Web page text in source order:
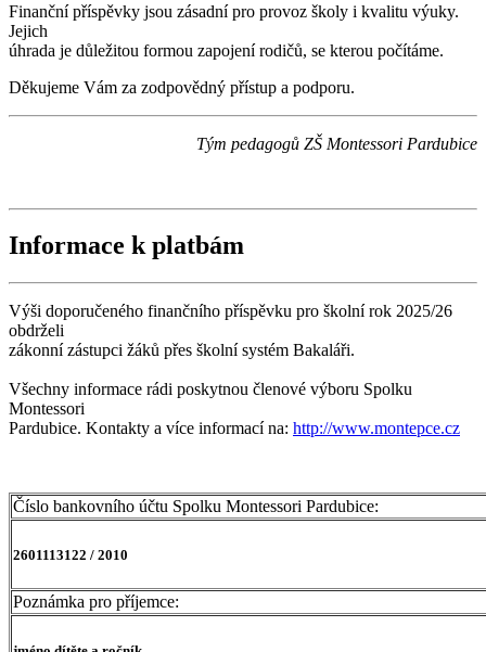
Finanční příspěvky jsou zásadní pro provoz školy i kvalitu výuky.
Jejich
úhrada je důležitou formou zapojení rodičů, se kterou počítáme.
Děkujeme Vám za zodpovědný přístup a podporu.
Tým pedagogů ZŠ Montessori Pardubice
Informace k platbám
Výši doporučeného finančního příspěvku pro školní rok 2025/26
obdrželi
zákonní zástupci žáků přes školní systém Bakaláři.
Všechny informace rádi poskytnou členové výboru Spolku
Montessori
Pardubice. Kontakty a více informací na: http://www.montepce.cz
Číslo bankovního účtu Spolku Montessori Pardubice:
2601113122 / 2010
Poznámka pro příjemce: